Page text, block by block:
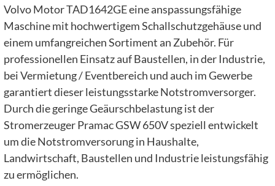
Volvo Motor TAD1642GE eine anspassungsfähige
Maschine mit hochwertigem Schallschutzgehäuse und
einem umfangreichen Sortiment an Zubehör. Für
professionellen Einsatz auf Baustellen, in der Industrie,
bei Vermietung / Eventbereich und auch im Gewerbe
garantiert dieser leistungsstarke Notstromversorger.
Durch die geringe Geäurschbelastung ist der
Stromerzeuger Pramac GSW 650V speziell entwickelt
um die Notstromversorung in Haushalte,
Landwirtschaft, Baustellen und Industrie leistungsfähig
zu ermöglichen.